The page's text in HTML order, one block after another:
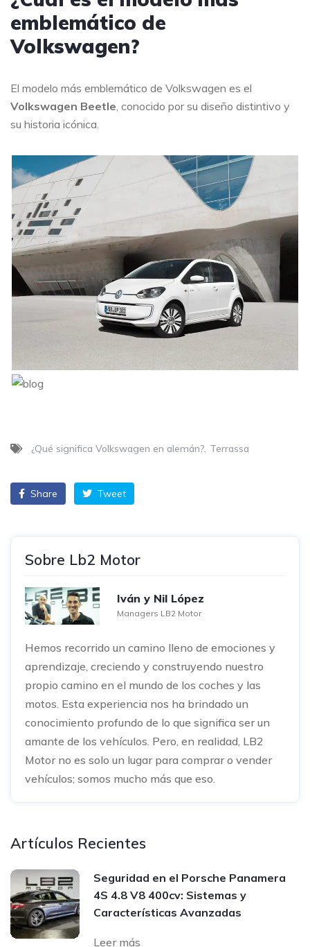
emblemático de
Volkswagen?
El modelo más emblemático de Volkswagen es el
Volkswagen Beetle , conocido por su diseño distintivo y
su historia icónica.
¿Qué significa Volkswagen en alemán? Terrassa
Share Tweet
Sobre Lb2 Motor
Iván y Nil López
Managers LB2 Motor
Hemos recorrido un camino lleno de emociones y
aprendizaje, creciendo y construyendo nuestro
propio camino en el mundo de los coches y las
motos. Esta experiencia nos ha brindado un
conocimiento profundo de lo que significa ser un
amante de los vehículos. Pero, en realidad, LB2
Motor no es solo un lugar para comprar o vender
vehículos; somos mucho más que eso.
Artículos Recientes
Seguridad en el Porsche Panamera
4S 4.8 V8 400cv: Sistemas y
Características Avanzadas
Leer más